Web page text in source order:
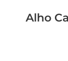
Alho